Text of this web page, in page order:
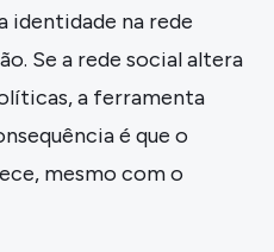
identidade na rede
Se a rede social altera
a ferramenta
é que o
mesmo com o